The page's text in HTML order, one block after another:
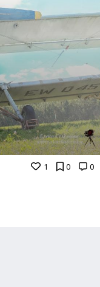
1 0 0